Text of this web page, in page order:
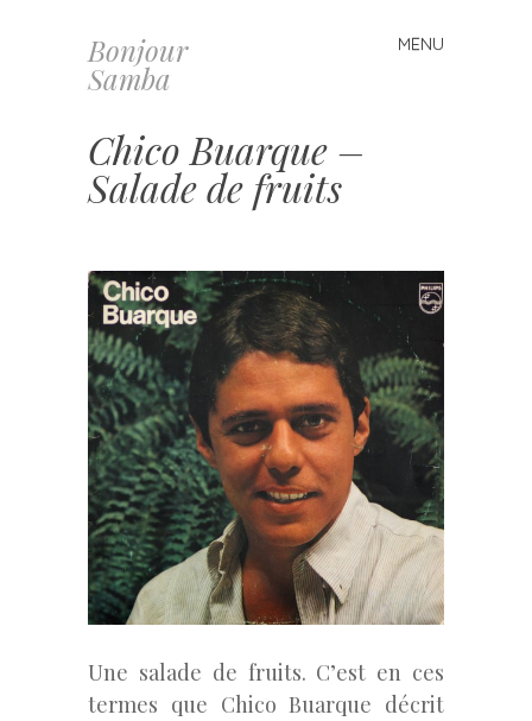
Bonjour
Samba
MENU
Skip
to
Chico Buarque –
Salade de fruits
Une salade de fruits. C’est en ces
termes que Chico Buarque décrit